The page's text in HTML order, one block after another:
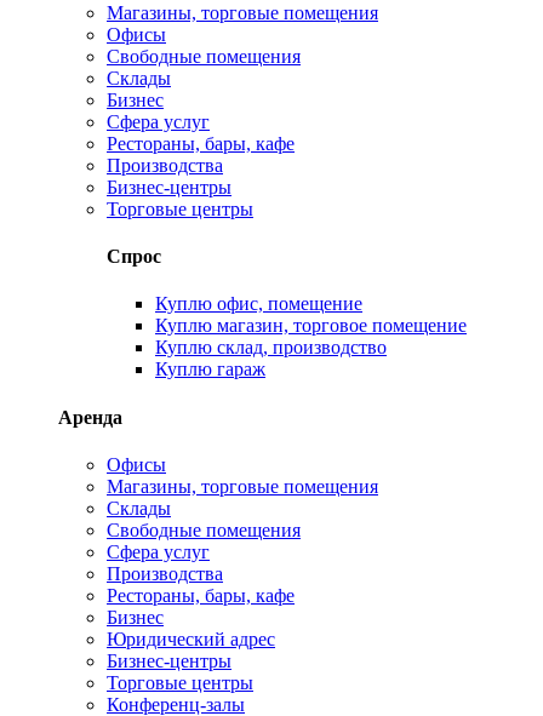
Магазины, торговые помещения
Офисы
Свободные помещения
Склады
Бизнес
Сфера услуг
Рестораны, бары, кафе
Производства
Бизнес-центры
Торговые центры
Спрос
Куплю офис, помещение
Куплю магазин, торговое помещение
Куплю склад, производство
Куплю гараж
Аренда
Офисы
Магазины, торговые помещения
Склады
Свободные помещения
Сфера услуг
Производства
Рестораны, бары, кафе
Бизнес
Юридический адрес
Бизнес-центры
Торговые центры
Конференц-залы